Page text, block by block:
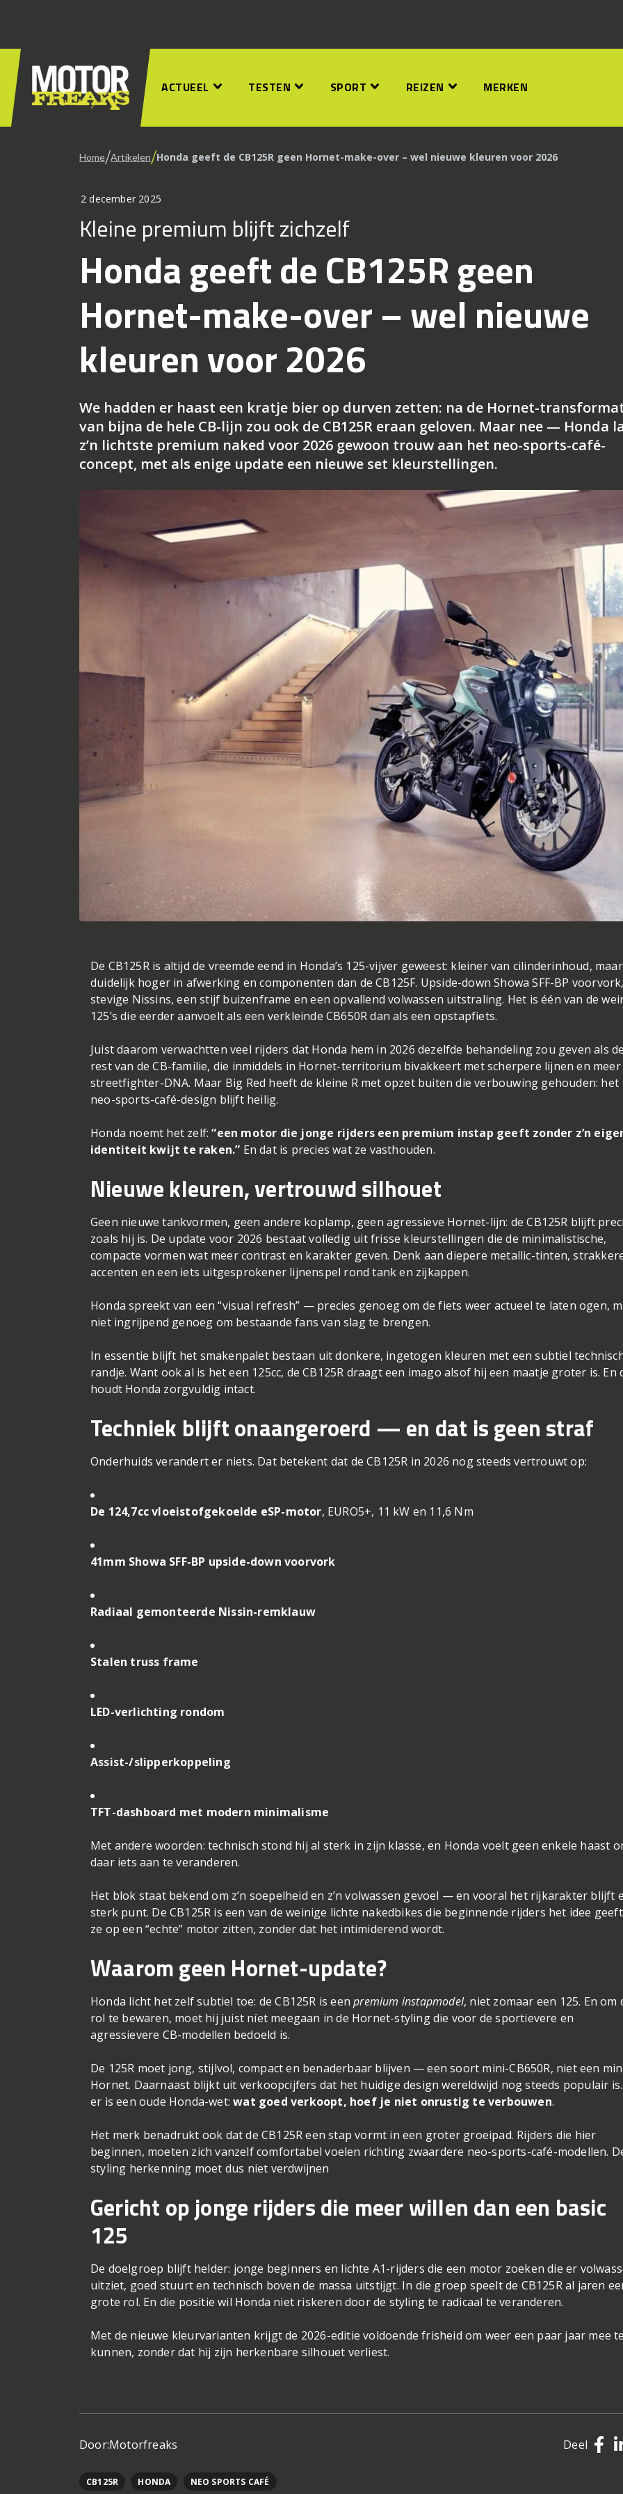
ACTUEEL TESTEN SPORT REIZEN MERKEN
Home/Artikelen/Honda geeft de CB125R geen Hornet-make-over – wel nieuwe kleuren voor 2026
2 december 2025
Kleine premium blijft zichzelf
Honda geeft de CB125R geen
Hornet-make-over – wel nieuwe
kleuren voor 2026
We hadden er haast een kratje bier op durven zetten: na de Hornet-
van bijna de hele CB-lijn zou ook de CB125R eraan geloven. Maar nee — Honda
z’n lichtste premium naked voor 2026 gewoon trouw aan het neo-sports-café-
concept, met als enige update een nieuwe set kleurstellingen.
De CB125R is altijd de vreemde eend in Honda’s 125-vijver geweest: kleiner van cilinderinhoud, maar
duidelijk hoger in afwerking en componenten dan de CB125F. Upside-down Showa SFF-BP
stevige Nissins, een stijf buizenframe en een opvallend volwassen uitstraling. Het is één van de
125’s die eerder aanvoelt als een verkleinde CB650R dan als een opstapfiets.
Juist daarom verwachtten veel rijders dat Honda hem in 2026 dezelfde behandeling zou geven als
rest van de CB-familie, die inmiddels in Hornet-territorium bivakkeert met scherpere lijnen en meer
streetfighter-DNA. Maar Big Red heeft de kleine R met opzet buiten die verbouwing gehouden: het
neo-sports-café-design blijft heilig.
Honda noemt het zelf:“een motor die jonge rijders een premium instap geeft zonder z’n
identiteit kwijt te raken.” En dat is precies wat ze vasthouden.
Nieuwe kleuren, vertrouwd silhouet
Geen nieuwe tankvormen, geen andere koplamp, geen agressieve Hornet-lijn: de CB125R blijft
zoals hij is. De update voor 2026 bestaat volledig uit frisse kleurstellingen die de minimalistische,
compacte vormen wat meer contrast en karakter geven. Denk aan diepere metallic-tinten,
accenten en een iets uitgesprokener lijnenspel rond tank en zijkappen.
Honda spreekt van een “visual refresh” — precies genoeg om de fiets weer actueel te laten ogen,
niet ingrijpend genoeg om bestaande fans van slag te brengen.
In essentie blijft het smakenpalet bestaan uit donkere, ingetogen kleuren met een subtiel
randje. Want ook al is het een 125cc, de CB125R draagt een imago alsof hij een maatje groter is. En
houdt Honda zorgvuldig intact.
Techniek blijft onaangeroerd — en dat is geen straf
Onderhuids verandert er niets. Dat betekent dat de CB125R in 2026 nog steeds vertrouwt op:
De 124,7cc vloeistofgekoelde eSP-motor, EURO5+, 11 kW en 11,6 Nm
41mm Showa SFF-BP upside-down voorvork
Radiaal gemonteerde Nissin-remklauw
Stalen truss frame
LED-verlichting rondom
Assist-/slipperkoppeling
TFT-dashboard met modern minimalisme
Met andere woorden: technisch stond hij al sterk in zijn klasse, en Honda voelt geen enkele haast
daar iets aan te veranderen.
Het blok staat bekend om z’n soepelheid en z’n volwassen gevoel — en vooral het rijkarakter blijft
sterk punt. De CB125R is een van de weinige lichte nakedbikes die beginnende rijders het idee
ze op een “echte” motor zitten, zonder dat het intimiderend wordt.
Waarom geen Hornet-update?
Honda licht het zelf subtiel toe: de CB125R is eenpremium instapmodel, niet zomaar een 125. En om
rol te bewaren, moet hij juist níet meegaan in de Hornet-styling die voor de sportievere en
agressievere CB-modellen bedoeld is.
De 125R moet jong, stijlvol, compact en benaderbaar blijven — een soort mini-CB650R, niet een
Hornet. Daarnaast blijkt uit verkoopcijfers dat het huidige design wereldwijd nog steeds populair
er is een oude Honda-wet:wat goed verkoopt, hoef je niet onrustig te verbouwen.
Het merk benadrukt ook dat de CB125R een stap vormt in een groter groeipad. Rijders die hier
beginnen, moeten zich vanzelf comfortabel voelen richting zwaardere neo-sports-café-modellen.
styling herkenning moet dus niet verdwijnen
Gericht op jonge rijders die meer willen dan een basic
125
De doelgroep blijft helder: jonge beginners en lichte A1-rijders die een motor zoeken die er
uitziet, goed stuurt en technisch boven de massa uitstijgt. In die groep speelt de CB125R al jaren
grote rol. En die positie wil Honda niet riskeren door de styling te radicaal te veranderen.
Met de nieuwe kleurvarianten krijgt de 2026-editie voldoende frisheid om weer een paar jaar mee
kunnen, zonder dat hij zijn herkenbare silhouet verliest.
Door:Motorfreaks Deel
CB125R HONDA NEO SPORTS CAFÉ